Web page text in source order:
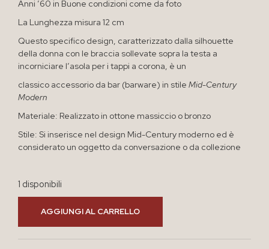
Anni ’60 in Buone condizioni come da foto
La Lunghezza misura 12 cm
Questo specifico design, caratterizzato dalla silhouette
della donna con le braccia sollevate sopra la testa a
incorniciare l’asola per i tappi a corona, è un
classico accessorio da bar (barware) in stile Mid-Century
Modern
Materiale: Realizzato in ottone massiccio o bronzo
Stile: Si inserisce nel design Mid-Century moderno ed è
considerato un oggetto da conversazione o da collezione
1 disponibili
AGGIUNGI AL CARRELLO